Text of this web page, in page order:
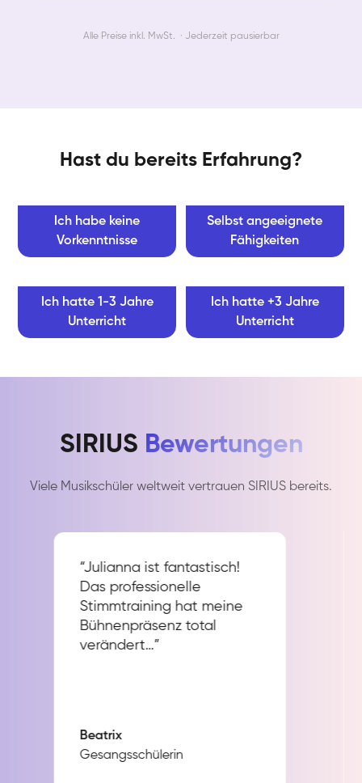
Alle Preise inkl. MwSt. · Jederzeit pausierbar
Hast du bereits Erfahrung?
Ich habe keine
Vorkenntnisse
Selbst angeeignete
Fähigkeiten
Ich hatte 1-3 Jahre
Unterricht
Ich hatte +3 Jahre
Unterricht
SIRIUS Bewertungen
Viele Musikschüler weltweit vertrauen SIRIUS bereits.
“Julianna ist fantastisch!
Das professionelle
Stimmtraining hat meine
Bühnenpräsenz total
verändert…”
Beatrix
Gesangsschülerin